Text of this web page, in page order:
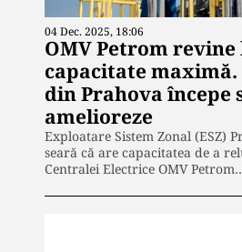
04 Dec. 2025, 18:06
OMV Petrom revine
capacitate maximă.
din Prahova începe
amelioreze
Exploatare Sistem Zonal (ESZ)
seară că are capacitatea de a
Centralei Electrice OMV